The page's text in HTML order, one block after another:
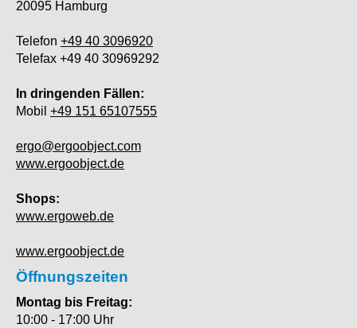
20095 Hamburg
Telefon +49 40 3096920
Telefax +49 40 30969292
In dringenden Fällen:
Mobil +49 151 65107555
ergo@ergoobject.com
www.ergoobject.de
Shops:
www.ergoweb.de
www.ergoobject.de
Öffnungszeiten
Montag bis Freitag:
10:00 - 17:00 Uhr